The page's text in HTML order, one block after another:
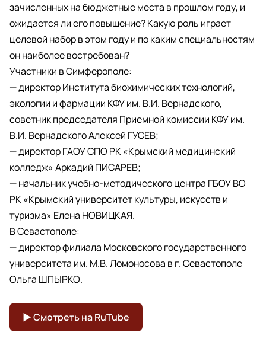
зачисленных на бюджетные места в прошлом году, и
ожидается ли его повышение? Какую роль играет
целевой набор в этом году и по каким специальностям
он наиболее востребован?
Участники в Симферополе:
— директор Института биохимических технологий,
экологии и фармации КФУ им. В.И. Вернадского,
советник председателя Приемной комиссии КФУ им.
В.И. Вернадского Алексей ГУСЕВ;
— директор ГАОУ СПО РК «Крымский медицинский
колледж» Аркадий ПИСАРЕВ;
— начальник учебно-методического центра ГБОУ ВО
РК «Крымский университет культуры, искусств и
туризма» Елена НОВИЦКАЯ.
В Севастополе:
— директор филиала Московского государственного
университета им. М.В. Ломоносова в г. Севастополе
Ольга ШПЫРКО.
▶ Смотреть на RuTube